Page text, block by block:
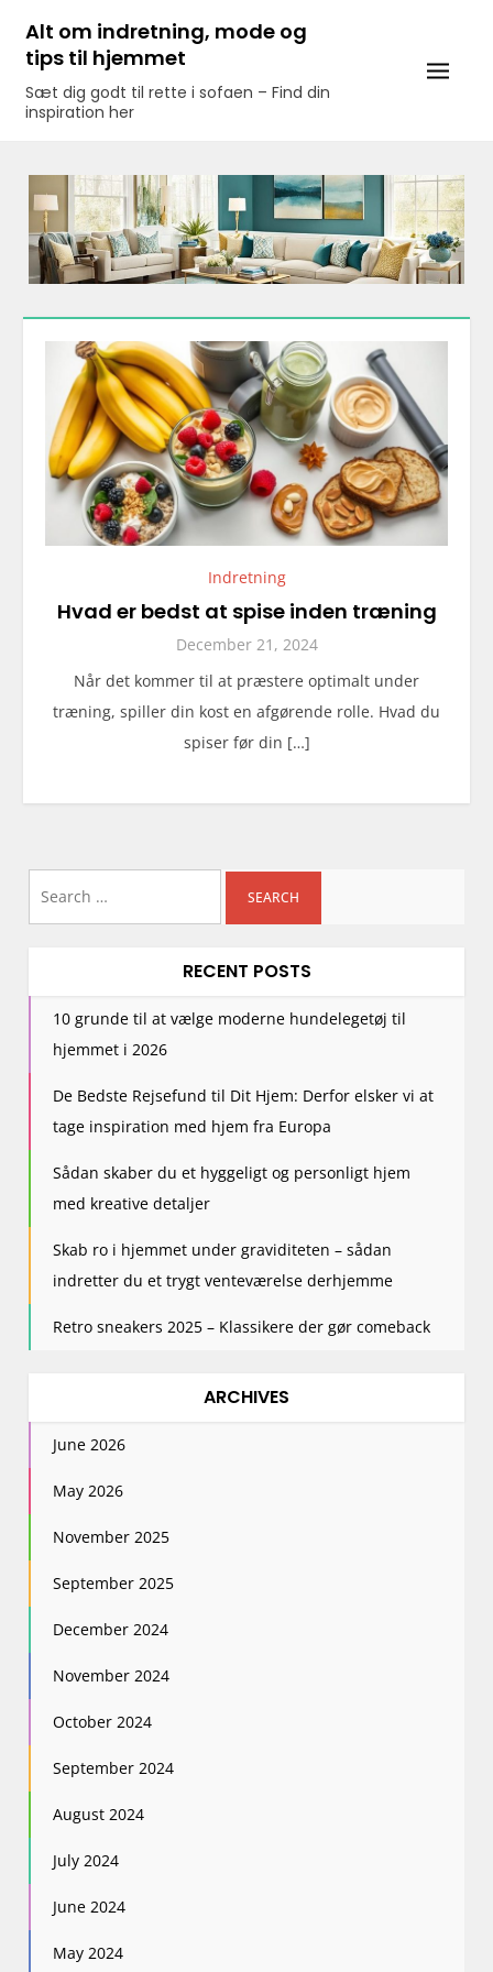
content
Alt om indretning, mode og
tips til hjemmet
Sæt dig godt til rette i sofaen – Find din
inspiration her
Indretning
Hvad er bedst at spise inden træning
December 21, 2024
Når det kommer til at præstere optimalt under
træning, spiller din kost en afgørende rolle. Hvad du
spiser før din […]
RECENT POSTS
10 grunde til at vælge moderne hundelegetøj til
hjemmet i 2026
De Bedste Rejsefund til Dit Hjem: Derfor elsker vi at
tage inspiration med hjem fra Europa
Sådan skaber du et hyggeligt og personligt hjem
med kreative detaljer
Skab ro i hjemmet under graviditeten – sådan
indretter du et trygt venteværelse derhjemme
Retro sneakers 2025 – Klassikere der gør comeback
ARCHIVES
June 2026
May 2026
November 2025
September 2025
December 2024
November 2024
October 2024
September 2024
August 2024
July 2024
June 2024
May 2024